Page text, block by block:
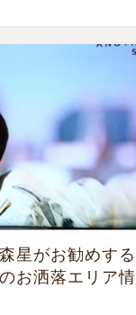
星がお勧めする
お洒落エリア情